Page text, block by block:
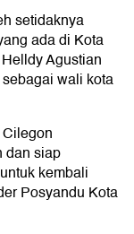
setidaknya
ada di Kota
Agustian
wali kota
dan siap
kembali
Posyandu Kota